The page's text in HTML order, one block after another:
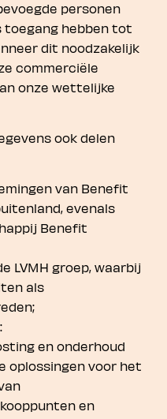
personen
toegang hebben tot
dit noodzakelijk
commerciële
onze wettelijke
ook delen
van Benefit
evenals
Benefit
LVMH groep, waarbij
als
en onderhoud
oplossingen voor het
en